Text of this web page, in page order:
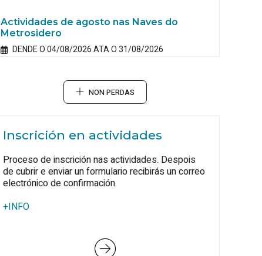
Actividades de agosto nas Naves do
Metrosidero
DENDE O 04/08/2026 ATA O 31/08/2026
NON PERDAS
Inscrición en actividades
Proceso de inscrición nas actividades. Despois
de cubrir e enviar un formulario recibirás un correo
electrónico de confirmación.
+INFO